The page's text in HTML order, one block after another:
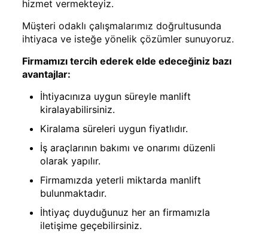
hizmet vermekteyiz.
Müşteri odaklı çalışmalarımız doğrultusunda
ihtiyaca ve isteğe yönelik çözümler sunuyoruz.
Firmamızı tercih ederek elde edeceğiniz bazı
avantajlar:
İhtiyacınıza uygun süreyle manlift
kiralayabilirsiniz.
Kiralama süreleri uygun fiyatlıdır.
İş araçlarının bakımı ve onarımı düzenli
olarak yapılır.
Firmamızda yeterli miktarda manlift
bulunmaktadır.
İhtiyaç duyduğunuz her an firmamızla
iletişime geçebilirsiniz.